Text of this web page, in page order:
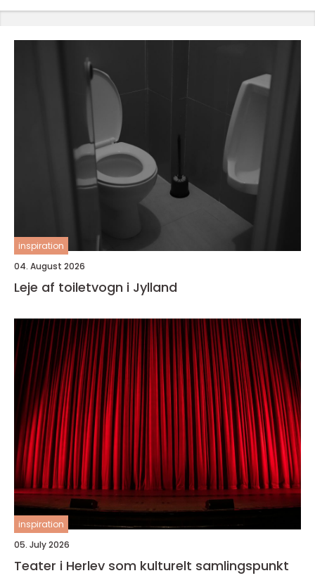
inspiration
04. August 2026
Leje af toiletvogn i Jylland
inspiration
05. July 2026
Teater i Herlev som kulturelt samlingspunkt